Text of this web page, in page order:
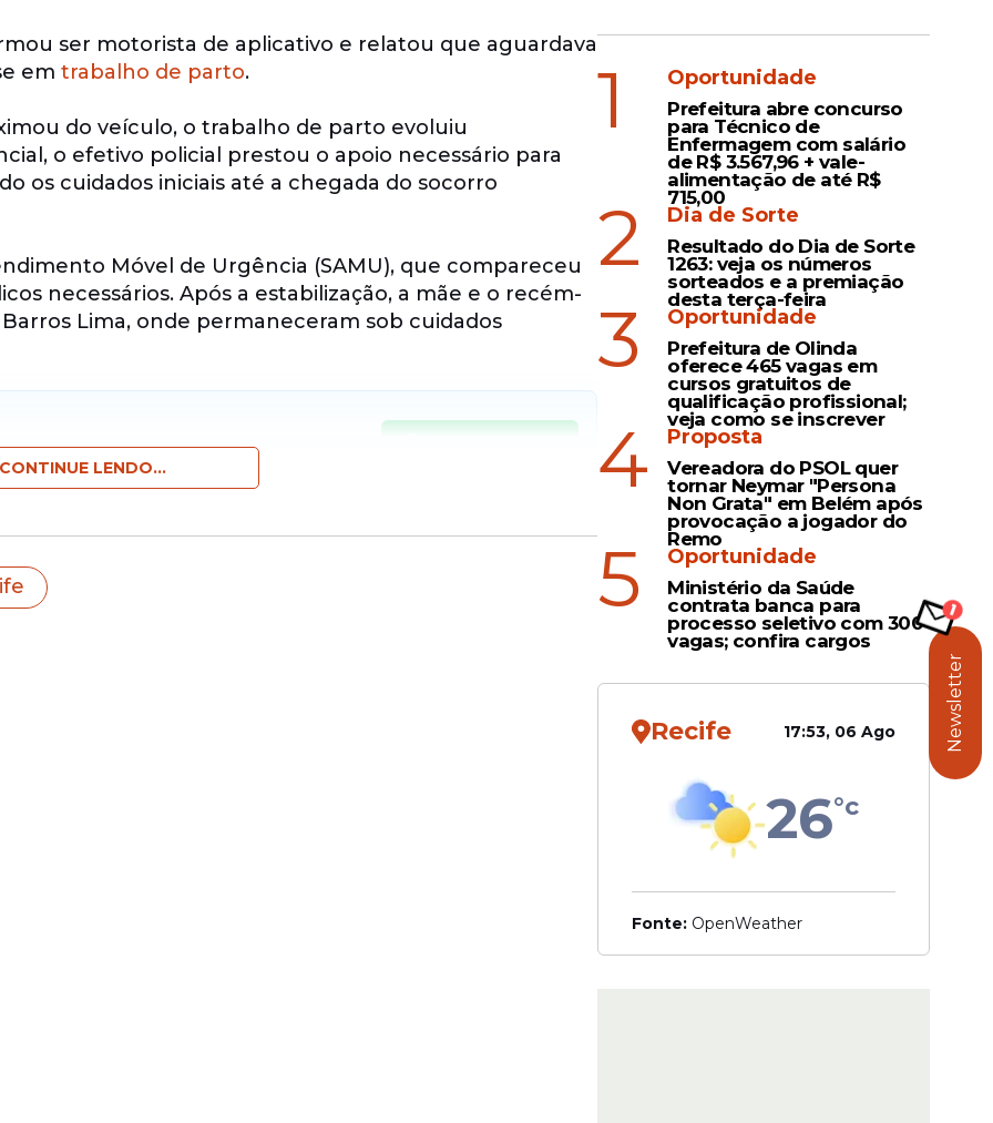
ser motorista de aplicativo e relatou que aguardava
em trabalho de parto.
do veículo, o trabalho de parto evoluiu
o efetivo policial prestou o apoio necessário para
os cuidados iniciais até a chegada do socorro
Móvel de Urgência (SAMU), que compareceu
necessários. Após a estabilização, a mãe e o recém-
Lima, onde permaneceram sob cuidados
pelo nosso canal.
LENDO...
1 Oportunidade
Prefeitura abre concurso
para Técnico de
Enfermagem com salário
de R$ 3.567,96 + vale-
alimentação de até R$
715,00
2 Dia de Sorte
Resultado do Dia de Sorte
1263: veja os números
sorteados e a premiação
desta terça-feira
3 Oportunidade
Prefeitura de Olinda
oferece 465 vagas em
cursos gratuitos de
qualificação profissional;
veja como se inscrever
4 Proposta
Vereadora do PSOL quer
tornar Neymar "Persona
Non Grata" em Belém após
provocação a jogador do
Remo
5 Oportunidade
Ministério da Saúde
contrata banca para
processo seletivo com 300
vagas; confira cargos
Recife 17:53, 06 Ago
26°c
Fonte: OpenWeather
Newsletter